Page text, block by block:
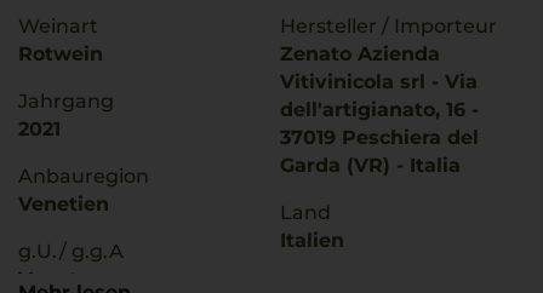
Weinart
Rotwein
Jahrgang
2021
Anbauregion
Venetien
g.U./ g.g.A
Veneto
Hersteller / Importeur
Zenato Azienda
Vitivinicola srl - Via
dell'artigianato, 16 -
37019 Peschiera del
Garda (VR) - Italia
Land
Italien